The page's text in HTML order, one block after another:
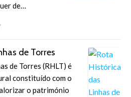
de…
de Torres
de Torres (RHLT) é
constituído com o
o património